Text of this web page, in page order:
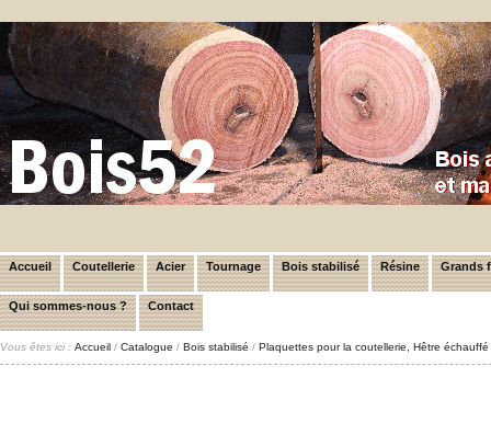
Accueil Coutellerie Acier Tournage Bois stabilisé Résine Grands
Qui sommes-nous ? Contact
Vous êtes ici : Accueil / Catalogue / Bois stabilisé / Plaquettes pour la coutellerie, Hêtre